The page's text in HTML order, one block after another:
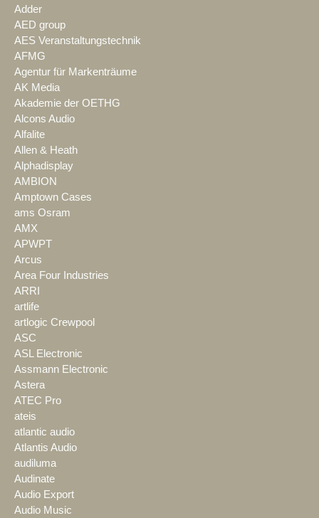
Adder
AED group
AES Veranstaltungstechnik
AFMG
Agentur für Markenträume
AK Media
Akademie der OETHG
Alcons Audio
Alfalite
Allen & Heath
Alphadisplay
AMBION
Amptown Cases
ams Osram
AMX
APWPT
Arcus
Area Four Industries
ARRI
artlife
artlogic Crewpool
ASC
ASL Electronic
Assmann Electronic
Astera
ATEC Pro
ateis
atlantic audio
Atlantis Audio
audiluma
Audinate
Audio Export
Audio Music